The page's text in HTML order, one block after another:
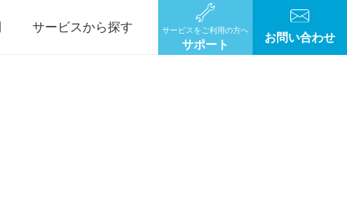
サービスから探す サービスをご利用の方へ
サポート
お問い合わせ